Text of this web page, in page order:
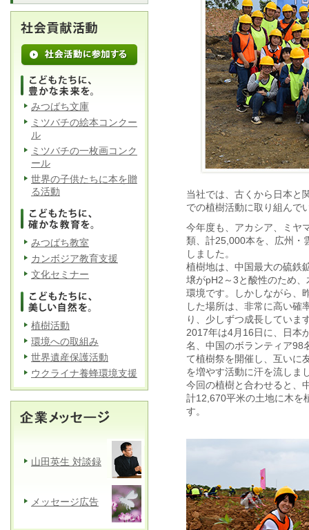
当社では、古くから日本と
での植樹活動に取り組んで
今年度も、アカシア、ミヤ
類、計25,000本を、広州・
しました。
植樹地は、中国最大の硫鉄
壌がpH2～3と酸性のため
環境です。しかしながら、
した場所は、非常に高い確
り、少しずつ成長していま
2017年は4月16日に、日本
名、中国のボランティア98
て植樹祭を開催し、互いに
を増やす活動に汗を流しま
今回の植樹と合わせると、
計12,670平米の土地に木を
す。
みつばち文庫
ミツバチの絵本コンクー
ル
ミツバチの一枚画コンク
ール
世界の子供たちに本を贈
る活動
みつばち教室
カンボジア教育支援
文化セミナー
植樹活動
環境への取組み
世界遺産保護活動
ウクライナ養蜂環境支援
山田英生 対談録
メッセージ広告